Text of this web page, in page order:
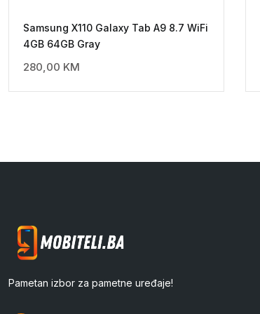
Samsung X110 Galaxy Tab A9 8.7 WiFi
4GB 64GB Gray
280,00 KM
Pametan izbor za pametne uređaje!